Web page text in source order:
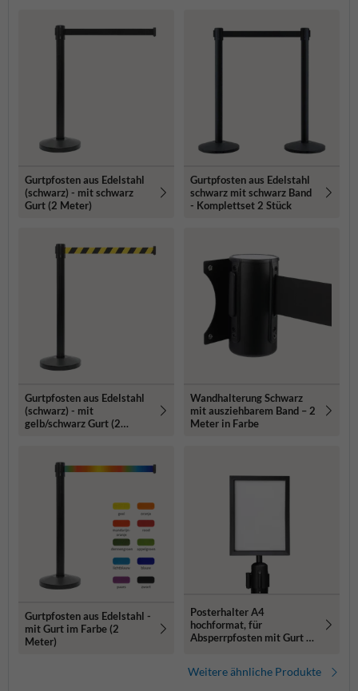
Gurtpfosten aus Edelstahl
(schwarz) - mit schwarz
Gurt (2 Meter)
Gurtpfosten aus Edelstahl
schwarz mit schwarz Band
- Komplettset 2 Stück
Gurtpfosten aus Edelstahl
(schwarz) - mit
gelb/schwarz Gurt (2
Wandhalterung Schwarz
mit ausziehbarem Band – 2
Meter in Farbe
Gurtpfosten aus Edelstahl -
mit Gurt im Farbe (2
Meter)
Posterhalter A4
hochformat, für
Absperrpfosten mit Gurt –
Weitere ähnliche Produkte